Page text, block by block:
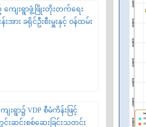
ျေးရွာဖွံ့ဖြိုးတိုးတက်ရေး
ား ခရိုင်ဦးစီးမှူးနှင့် ဝန်ထမ်း
းရွာ၌ VDP စီမံကိန်းဖြင့်
းဆင်းစစ်ဆေးခြင်းသတင်း